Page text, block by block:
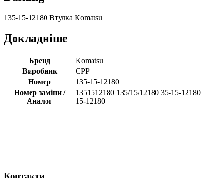
135-15-12180 Втулка Komatsu
Докладніше
Бренд
Komatsu
Виробник
CPP
Номер
135-15-12180
Номер заміни /
Аналог
1351512180 135/15/12180 35-15-12180
15-12180
Контакти